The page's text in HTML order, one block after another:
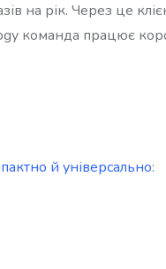
на рік. Через це
команда працює
й універсально: